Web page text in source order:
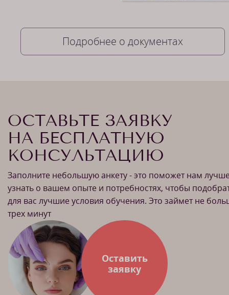
Подробнее о документах
ОСТАВЬТЕ ЗАЯВКУ
НА БЕСПЛАТНУЮ
КОНСУЛЬТАЦИЮ
Заполните небольшую анкету - это поможет нам
узнать о вашем опыте и потребностях, чтобы
для вас лучшие условия обучения. Это займет не
трех минут
Оставить
заявку